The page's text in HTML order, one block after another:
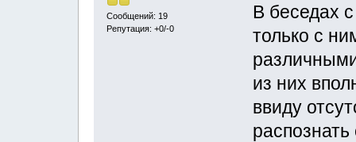
Сообщений: 19
Репутация: +0/-0
В беседах
только с
из них
ввиду